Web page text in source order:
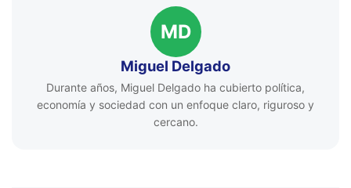
MD
Miguel Delgado
Durante años, Miguel Delgado ha cubierto política,
economía y sociedad con un enfoque claro, riguroso y
cercano.